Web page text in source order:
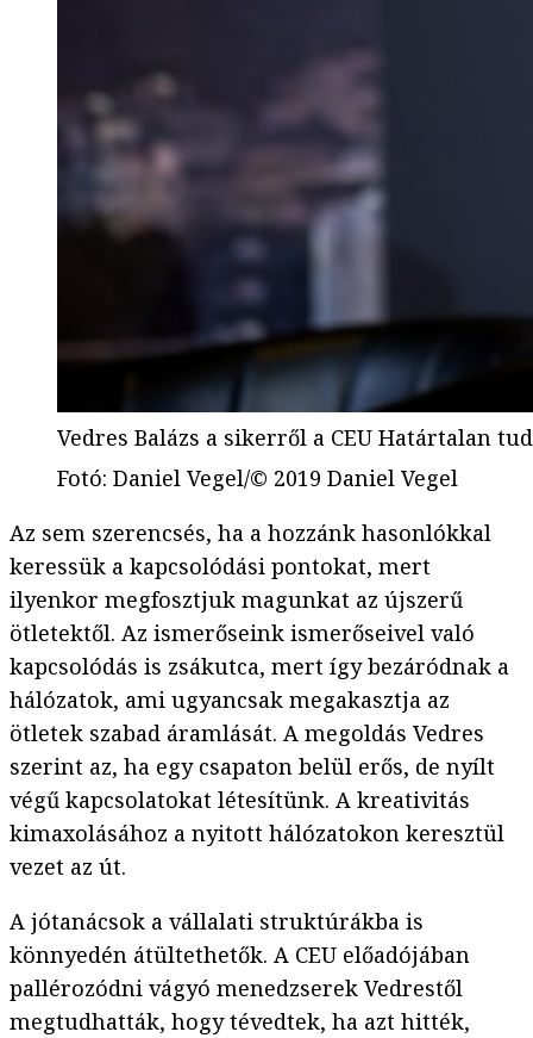
Vedres Balázs a sikerről a CEU Határtalan
Fotó: Daniel Vegel/© 2019 Daniel Vegel
Az sem szerencsés, ha a hozzánk hasonlókkal
keressük a kapcsolódási pontokat, mert
ilyenkor megfosztjuk magunkat az újszerű
ötletektől. Az ismerőseink ismerőseivel való
kapcsolódás is zsákutca, mert így bezáródnak a
hálózatok, ami ugyancsak megakasztja az
ötletek szabad áramlását. A megoldás Vedres
szerint az, ha egy csapaton belül erős, de nyílt
végű kapcsolatokat létesítünk. A kreativitás
kimaxolásához a nyitott hálózatokon keresztül
vezet az út.
A jótanácsok a vállalati struktúrákba is
könnyedén átültethetők. A CEU előadójában
pallérozódni vágyó menedzserek Vedrestől
megtudhatták, hogy tévedtek, ha azt hitték,